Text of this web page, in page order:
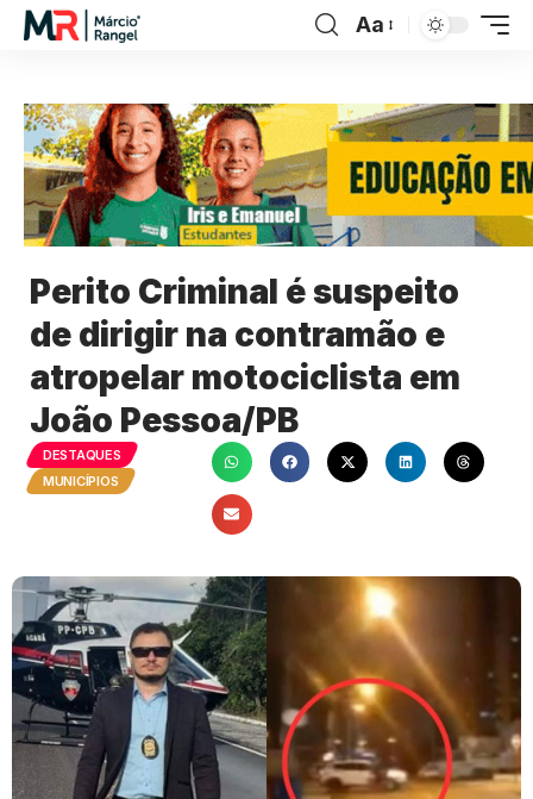
Aa
Perito Criminal é suspeito
de dirigir na contramão e
atropelar motociclista em
João Pessoa/PB
DESTAQUES
MUNICÍPIOS